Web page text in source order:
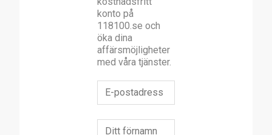
konto på
118100.se och
öka dina
affärsmöjligheter
med våra tjänster.